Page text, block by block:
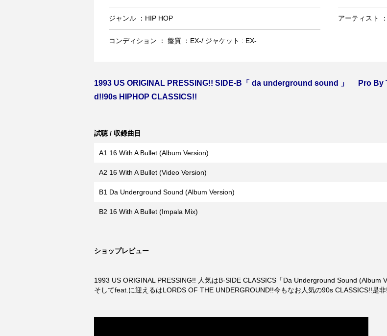
ジャンル ：HIP HOP
コンディション ： 盤質 ：EX-/ ジャケット : EX-
アーティスト
1993 US ORIGINAL PRESSING!! SIDE-B「 da underground sound 」 Pro By
d!!90s HIPHOP CLASSICS!!
試聴 / 収録曲目
A1 16 With A Bullet (Album Version)
A2 16 With A Bullet (Video Version)
B1 Da Underground Sound (Album Version)
B2 16 With A Bullet (Impala Mix)
ショップレビュー
1993 US ORIGINAL PRESSING!! 人気はB-SIDE CLASSICS「Da Underground Sound (Album
そしてfeat.に迎えるはLORDS OF THE UNDERGROUND!!今もなお人気の90s CLASSICS!!是非